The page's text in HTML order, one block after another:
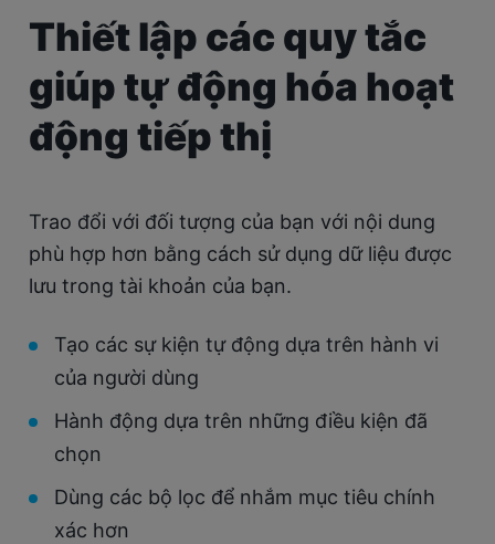
Thiết lập các quy tắc
giúp tự động hóa hoạt
động tiếp thị
Trao đổi với đối tượng của bạn với nội dung
phù hợp hơn bằng cách sử dụng dữ liệu được
lưu trong tài khoản của bạn.
Tạo các sự kiện tự động dựa trên hành vi
của người dùng
Hành động dựa trên những điều kiện đã
chọn
Dùng các bộ lọc để nhắm mục tiêu chính
xác hơn